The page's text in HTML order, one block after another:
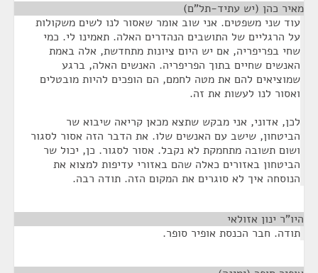
מאיר כהן (יש עתיד-תל"ם)
עוד שני משפטים. אני שוב אומר שאסור לנו לשים משקולות
על הרגליים של התושבים הנהדרים האלה. תאמינו לי. כמי
שחי בפריפריה, אם יש היום ציונות מתחדשת, אלה באמת
האנשים שחיים בתוך הפריפריה. האנשים האלה, ברגע
שמוציאים להם את מטה לחמם, הם הופכים להיות מובטלים
ואסור לנו לעשות את זה.
לכן, אדוני, אני מבקש שתצא מכאן קריאה שיבוא שר
הביטחון, שישב עם האנשים שלו. את הדבר הזה אסור לסגור
ושום תשובה מתחמקת לא נקבל. אסור לסגור. כן, יכול שר
הביטחון באזורים כאלה שהם באזורי עדיפות למצוא את
הנוסחה איך לא סוגרים את המקום הזה. תודה רבה.
היו"ר ינון אזולאי
תודה. חבר הכנסת אופיר סופר.